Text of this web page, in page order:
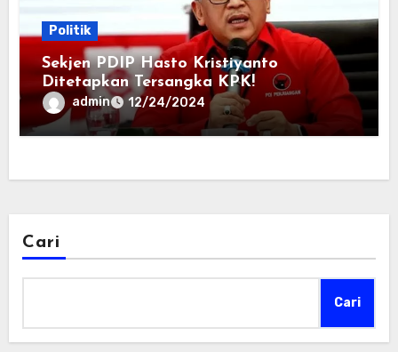
Politik
Sekjen PDIP Hasto Kristiyanto
Ditetapkan Tersangka KPK!
admin 12/24/2024
Cari
Cari